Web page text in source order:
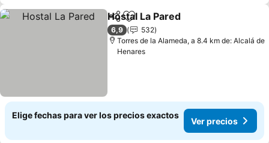
CompartirAgregar a favoritos
Hostal La Pared
6,9
532
Torres de la Alameda, a 8.4 km de: Alcalá de
Henares
Elige fechas para ver los precios exactos
Ver precios